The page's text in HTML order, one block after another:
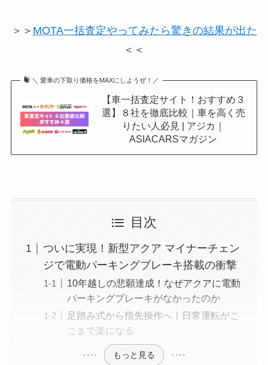
＞＞ MOTA一括査定やってみたら驚きの結果が出た
＜＜
＼ 愛車の下取り価格をMAXにしようぜ！／
【車一括査定サイト！おすすめ３
選】８社を徹底比較｜車を高く売
りたい人必見 | アジカ｜
ASIACARSマガジン
目次
ついに実現！新型アクア マイナーチェン
ジで電動パーキングブレーキ搭載の衝撃
10年越しの悲願達成！なぜアクアに電動
パーキングブレーキがなかったのか
足踏み式から指先操作へ｜日常運転がこ
こまで楽になる
もっと見る